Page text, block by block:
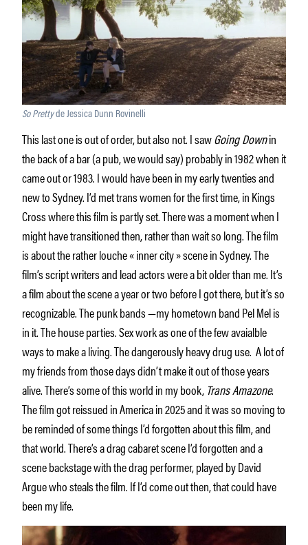
So Prettyde Jessica Dunn Rovinelli
This last one is out of order, but also not. I sawGoing Downin
the back of a bar (a pub, we would say) probably in 1982 when it
came out or 1983. I would have been in my early twenties and
new to Sydney. I’d met trans women for the first time, in Kings
Cross where this film is partly set. There was a moment when I
might have transitioned then, rather than wait so long. The film
is about the rather louche « inner city » scene in Sydney. The
film’s script writers and lead actors were a bit older than me. It’s
a film about the scene a year or two before I got there, but it’s so
recognizable. The punk bands —my hometown band Pel Mel is
in it. The house parties. Sex work as one of the few avaialble
ways to make a living. The dangerously heavy drug use. A lot of
my friends from those days didn’t make it out of those years
alive. There’s some of this world in my book, Trans Amazone.
The film got reissued in America in 2025 and it was so moving to
be reminded of some things I’d forgotten about this film, and
that world. There’s a drag cabaret scene I’d forgotten and a
scene backstage with the drag performer, played by David
Argue who steals the film. If I’d come out then, that could have
been my life.